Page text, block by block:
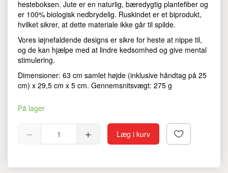
hesteboksen. Jute er en naturlig, bæredygtig plantefiber og
er 100% biologisk nedbrydelig. Ruskindet er et biprodukt,
hvilket sikrer, at dette materiale ikke går til spilde.
Vores iøjnefaldende designs er sikre for heste at nippe til,
og de kan hjælpe med at lindre kedsomhed og give mental
stimulering.
Dimensioner: 63 cm samlet højde (inklusive håndtag på 25
cm) x 29,5 cm x 5 cm. Gennemsnitsvægt: 275 g
På lager
Læg i kurv